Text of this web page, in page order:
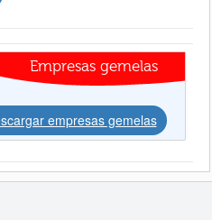
Empresas gemelas
empresas gemelas